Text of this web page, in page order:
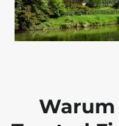
Warum